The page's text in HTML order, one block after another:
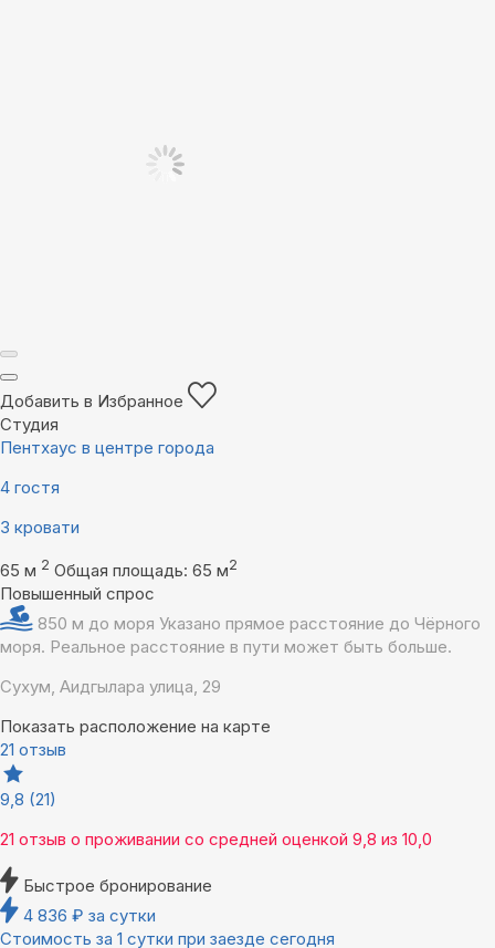
Добавить в Избранное
Студия
Пентхаус в центре города
4 гостя
3 кровати
65 м 2 Общая площадь: 65 м2
Повышенный спрос
850 м до моря Указано прямое расстояние до Чёрного
моря. Реальное расстояние в пути может быть больше.
Сухум, Аидгылара улица, 29
Показать расположение на карте
21 отзыв
9,8 (21)
21 отзыв о проживании со средней оценкой 9,8 из 10,0
Быстрое бронирование
4 836 ₽ за сутки
Стоимость за 1 сутки при заезде сегодня